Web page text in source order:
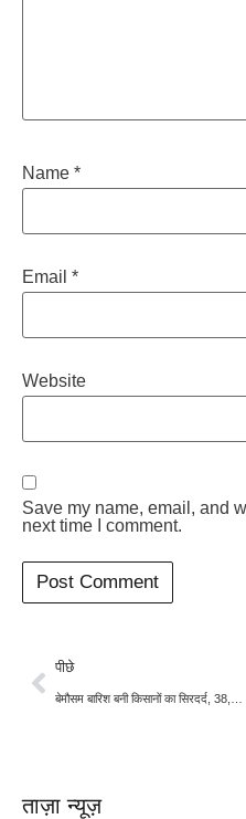
Name *
Email *
Website
Save my name, email, and
next time I comment.
पीछे
ताज़ा न्यूज़